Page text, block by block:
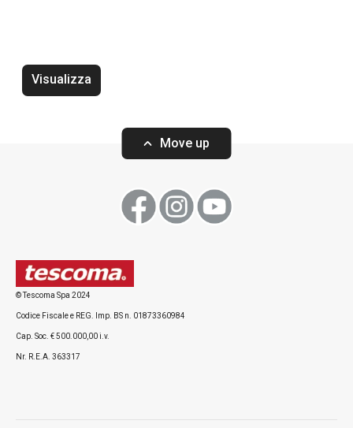
Visualizza
Move up
© Tescoma Spa 2024
Codice Fiscale e REG. Imp. BS n. 01873360984
Cap. Soc. € 500.000,00 i.v.
Nr. R.E.A. 363317